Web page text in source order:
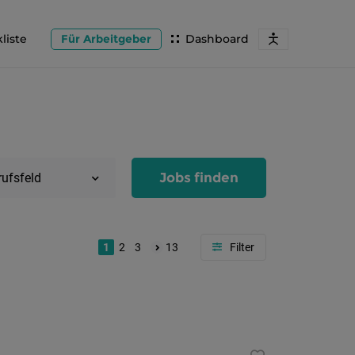
Dashboard
Für Arbeitgeber
Jobs finden
1 2 3 13